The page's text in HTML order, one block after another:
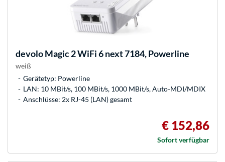
devoloMagic 2 WiFi 6 next 7184, Powerline
weiß
Gerätetyp: Powerline
LAN: 10 MBit/s, 100 MBit/s, 1000 MBit/s, Auto-MDI/MDIX
Anschlüsse: 2x RJ-45 (LAN) gesamt
€ 152,86
Sofort verfügbar